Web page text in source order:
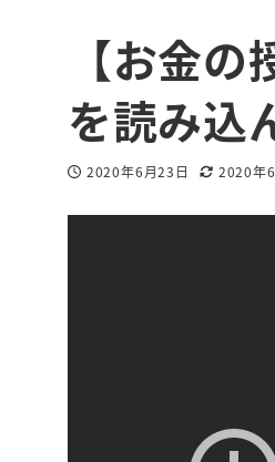
【お金
を読み込
投稿日
2020年6月23日
更新日
2020年